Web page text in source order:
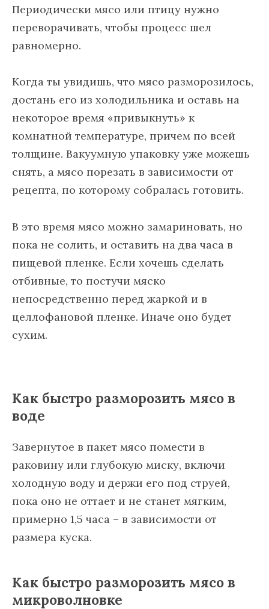
Периодически мясо или птицу нужно
переворачивать, чтобы процесс шел
равномерно.
Когда ты увидишь, что мясо разморозилось,
достань его из холодильника и оставь на
некоторое время «привыкнуть» к
комнатной температуре, причем по всей
толщине. Вакуумную упаковку уже можешь
снять, а мясо порезать в зависимости от
рецепта, по которому собралась готовить.
В это время мясо можно замариновать, но
пока не солить, и оставить на два часа в
пищевой пленке. Если хочешь сделать
отбивные, то постучи мяско
непосредственно перед жаркой и в
целлофановой пленке. Иначе оно будет
сухим.
Как быстро разморозить мясо в
воде
Завернутое в пакет мясо помести в
раковину или глубокую миску, включи
холодную воду и держи его под струей,
пока оно не оттает и не станет мягким,
примерно 1,5 часа – в зависимости от
размера куска.
Как быстро разморозить мясо в
микроволновке